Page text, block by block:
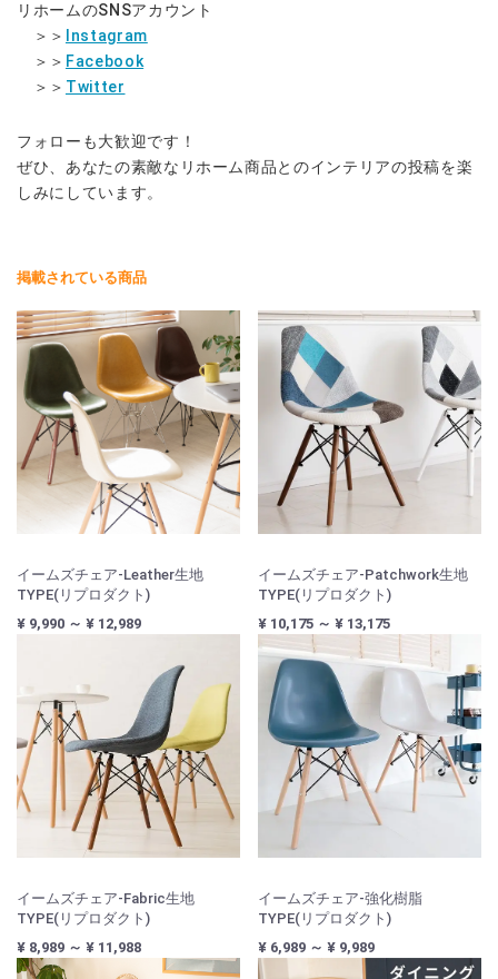
リホームのSNSアカウント
＞＞
Instagram
＞＞ Facebook
＞＞ Twitter
フォローも大歓迎です！
ぜひ、あなたの素敵なリホーム商品とのインテリアの投稿を楽
しみにしています。
掲載されている商品
イームズチェア-Leather生地
TYPE(リプロダクト)
¥ 9,990 ～ ¥ 12,989
イームズチェア-Patchwork生地
TYPE(リプロダクト)
¥ 10,175 ～ ¥ 13,175
イームズチェア-Fabric生地
TYPE(リプロダクト)
¥ 8,989 ～ ¥ 11,988
イームズチェア-強化樹脂
TYPE(リプロダクト)
¥ 6,989 ～ ¥ 9,989